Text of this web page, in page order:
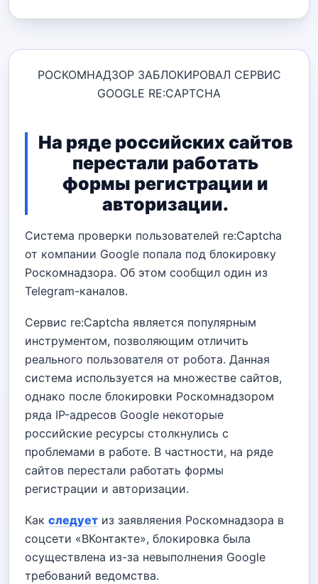
РОСКОМНАДЗОР ЗАБЛОКИРОВАЛ СЕРВИС
GOOGLE RE:CAPTCHA
На ряде российских сайтов
перестали работать
формы регистрации и
авторизации.
Система проверки пользователей re:Captcha
от компании Google попала под блокировку
Роскомнадзора. Об этом сообщил один из
Telegram-каналов.
Сервис re:Captcha является популярным
инструментом, позволяющим отличить
реального пользователя от робота. Данная
система используется на множестве сайтов,
однако после блокировки Роскомнадзором
ряда IP-адресов Google некоторые
российские ресурсы столкнулись с
проблемами в работе. В частности, на ряде
сайтов перестали работать формы
регистрации и авторизации.
Как следует из заявляения Роскомнадзора в
соцсети «ВКонтакте», блокировка была
осуществлена из-за невыполнения Google
требований ведомства.